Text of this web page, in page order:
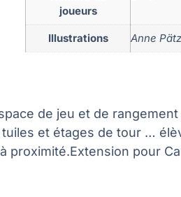
joueurs
Illustrations Anne
de jeu et de
et étages de tour …
pour